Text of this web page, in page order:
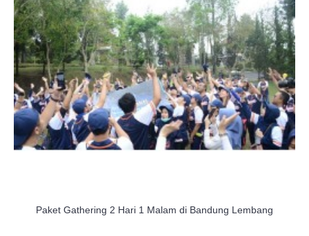
Paket Gathering 2 Hari 1 Malam di Bandung Lembang